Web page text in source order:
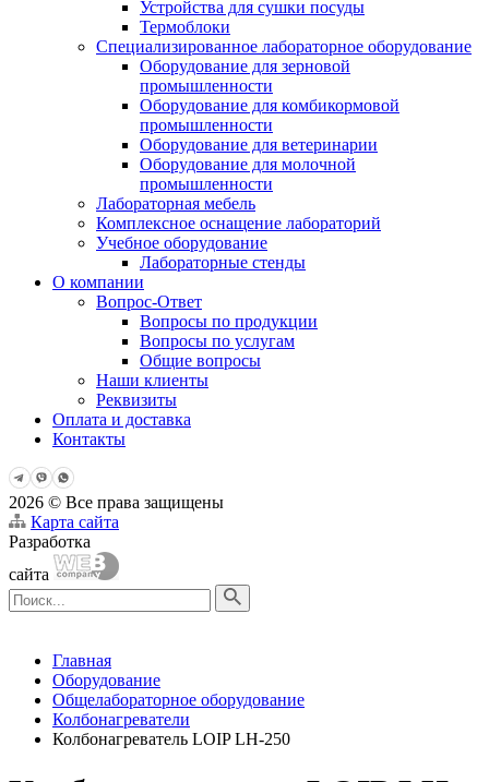
Устройства для сушки посуды
Термоблоки
Специализированное лабораторное оборудование
Оборудование для зерновой
промышленности
Оборудование для комбикормовой
промышленности
Оборудование для ветеринарии
Оборудование для молочной
промышленности
Лабораторная мебель
Комплексное оснащение лабораторий
Учебное оборудование
Лабораторные стенды
О компании
Вопрос-Ответ
Вопросы по продукции
Вопросы по услугам
Общие вопросы
Наши клиенты
Реквизиты
Оплата и доставка
Контакты
2026 © Все права защищены
Карта сайта
Разработка
сайта
Главная
Оборудование
Общелабораторное оборудование
Колбонагреватели
Колбонагреватель LOIP LH-250